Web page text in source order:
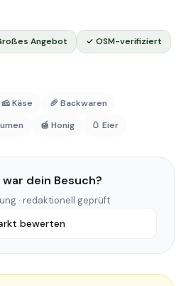
Angebot ✓ OSM-verifiziert
🧀 Käse
🥖 Backwaren
🍯 Honig 🥚 Eier
dein Besuch?
· redaktionell geprüft
bewerten